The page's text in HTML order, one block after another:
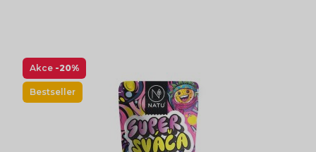
Akce -20%
Bestseller